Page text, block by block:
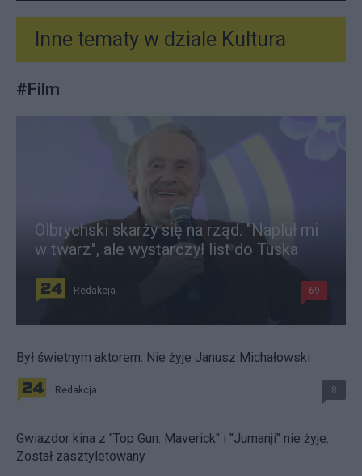
Inne tematy w dziale Kultura
#Film
Olbrychski skarży się na rząd. "Napluł mi
w twarz", ale wystarczył list do Tuska
Redakcja 69
Był świetnym aktorem. Nie żyje Janusz Michałowski
Redakcja 8
Gwiazdor kina z "Top Gun: Maverick" i "Jumanji" nie żyje.
Został zasztyletowany